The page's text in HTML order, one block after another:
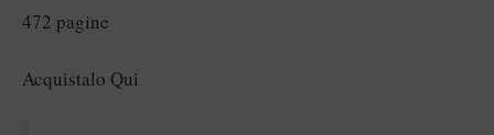
472 pagine
Acquistalo Qui